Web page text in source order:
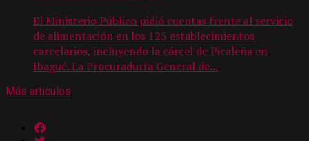
El Ministerio Público pidió cuentas frente al servicio
de alimentación en los 125 establecimientos
carcelarios, incluyendo la cárcel de Picaleña en
Ibagué. La Procuraduría General de...
Más articulos